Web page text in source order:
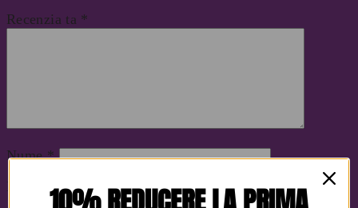
Recenzia ta *
Nume*
Email
*